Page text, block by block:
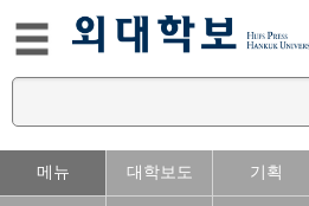
메뉴 대학보도 기획